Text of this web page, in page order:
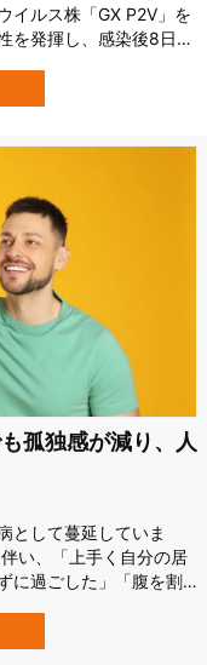
イルス株「GX P2V」を
を発揮し、感染後8日の
劇的に増化し、死ぬ1日
通点がみられました。
孤独感が減り、人
として蔓延していま
い、「上手く自分の居
に過ごした」「腹を割
響を及ぼしており、世
かといって今から親し